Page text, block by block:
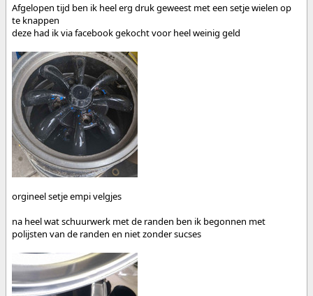
Afgelopen tijd ben ik heel erg druk geweest met een setje wielen op
te knappen
deze had ik via facebook gekocht voor heel weinig geld
orgineel setje empi velgjes
na heel wat schuurwerk met de randen ben ik begonnen met
polijsten van de randen en niet zonder sucses